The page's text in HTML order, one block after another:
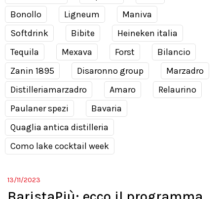
Bonollo
Ligneum
Maniva
Softdrink
Bibite
Heineken italia
Tequila
Mexava Forst
Bilancio
Zanin 1895
Disaronno group
Marzadro
Distilleriamarzadro
Amaro
Relaurino
Paulaner spezi
Bavaria
Quaglia antica distilleria
Como lake cocktail week
13/11/2023